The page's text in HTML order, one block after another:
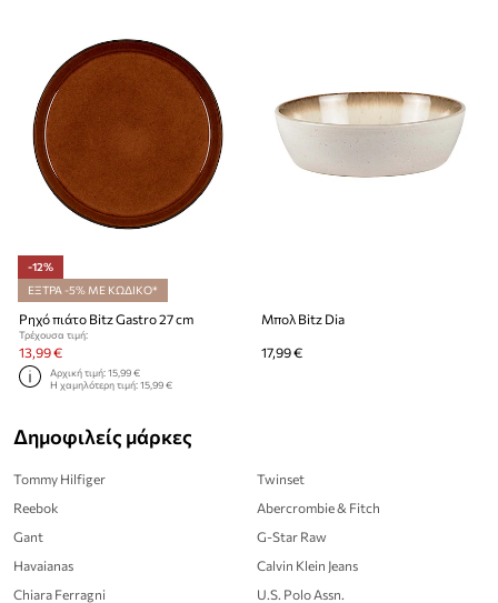
-12%
ΕΞΤΡΑ -5% ΜΕ ΚΩΔΙΚΟ*
Ρηχό πιάτο Bitz Gastro 27 cm
Τρέχουσα τιμή:
13,99 €
Αρχική τιμή:15,99 €
Η χαμηλότερη τιμή:15,99 €
Μπολ Bitz Dia
17,99 €
Δημοφιλείς μάρκες
Tommy Hilfiger
Reebok
Gant
Havaianas
Chiara Ferragni
Twinset
Abercrombie & Fitch
G-Star Raw
Calvin Klein Jeans
U.S. Polo Assn.